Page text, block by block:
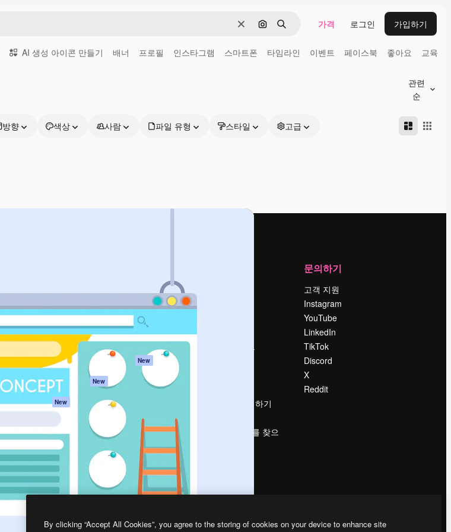
지우기이미지로 검색
검색 가격 로그인 가입하기
AI 생성 아이콘 만들기 배너 프로필 인스타그램 스마트폰 타임라인 이벤트 페이스북 좋아요 교육
관련
순
방향 색상 사람 파일 유형 스타일 고급
브
전시,
구독
AI 어시스턴트
AI 이미지 생성기
AI 동영상 생성기
AI 텍스트 음성 변환
스톡 콘텐츠
Claude/ChatGPT
용 MCP
New
Agents New
모바일 앱
모든 Magnific 툴
문서
지원
이용 약관
개인정보 보호 정책
원본
New
쿠키 정책
Trust Center
제휴 파트너
비지니스
검색 트렌드
콘텐츠 판매하기
magnific.ai를 찾으
문의하기
고객 지원
Instagram
YouTube
LinkedIn
TikTok
Discord
X
Reddit
모든 권리는 보호 받습니다
By clicking “Accept All Cookies”, you agree to the storing of cookies on your device to enhance site